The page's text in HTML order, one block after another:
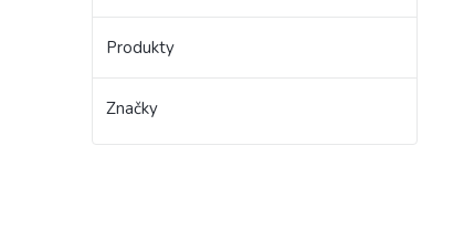
Produkty
Značky